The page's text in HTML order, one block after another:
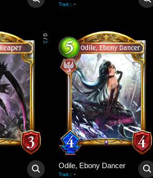
Trait : -
0
/
3
Odile, Ebony Dancer
Trait : -